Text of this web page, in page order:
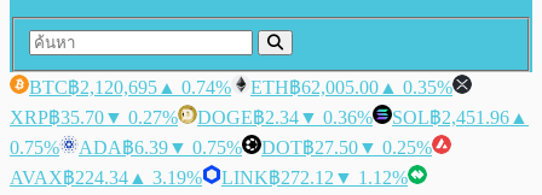
BTC฿2,120,695 ▲ 0.74% ETH฿62,005.00 ▲ 0.35%
XRP฿35.70▼ 0.27% DOGE฿2.34▼ 0.36% SOL฿2,451.96 ▲
0.75%
ADA฿6.39▼ 0.75% DOT฿27.50▼ 0.25%
AVAX฿224.34 ▲ 3.19% LINK฿272.12 ▼ 1.12%